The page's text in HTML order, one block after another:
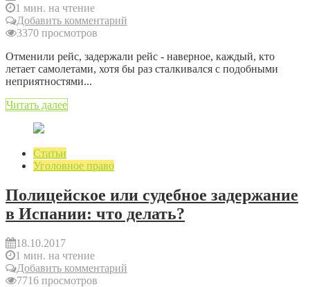
1 мин. на чтение
Добавить комментарий
3370 просмотров
Отменили рейс, задержали рейс - наверное, каждый, кто
летает самолетами, хотя бы раз сталкивался с подобными
неприятностями...
Читать далее
Статьи
Уголовное право
Полицейское или судебное задержание
в Испании: что делать?
18.10.2017
1 мин. на чтение
Добавить комментарий
7716 просмотров